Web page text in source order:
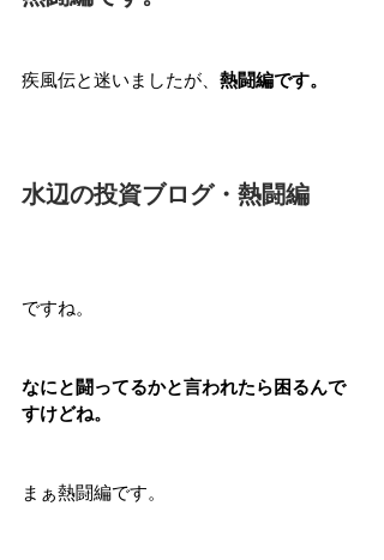
疾風伝と迷いましたが、 熱闘編です。
水辺の投資ブログ・熱闘編
ですね。
なにと闘ってるかと言われたら困るんで
すけどね。
まぁ熱闘編です。